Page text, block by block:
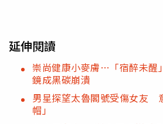
延伸閱讀
崇尚健康小麥膚…「宿醉未
鏡成黑碳崩潰
男星探望太魯閣號受傷女友
帽」